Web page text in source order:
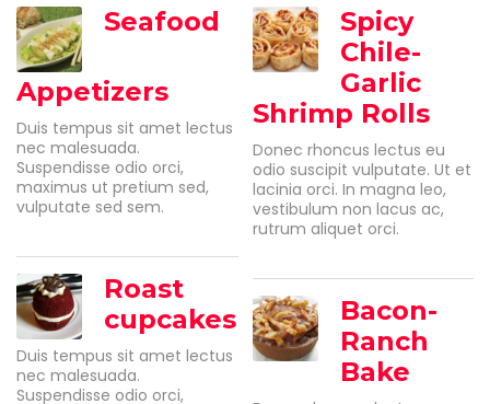
Seafood
Appetizers
Duis tempus sit amet lectus
nec malesuada.
Suspendisse odio orci,
maximus ut pretium sed,
vulputate sed sem.
Roast
cupcakes
Duis tempus sit amet lectus
nec malesuada.
Suspendisse odio orci,
Spicy
Chile-
Garlic
Shrimp Rolls
Donec rhoncus lectus eu
odio suscipit vulputate. Ut et
lacinia orci. In magna leo,
vestibulum non lacus ac,
rutrum aliquet orci.
Bacon-
Ranch
Bake